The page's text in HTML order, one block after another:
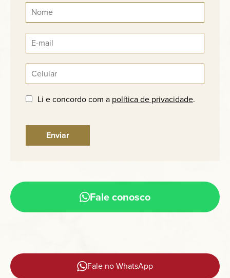
Li e concordo com a política de privacidade.
Fale conosco
Fale no WhatsApp